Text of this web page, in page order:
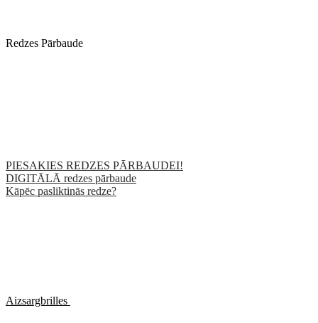
Redzes Pārbaude
PIESAKIES REDZES PĀRBAUDEI!
DIGITĀLĀ redzes pārbaude
Kāpēc pasliktinās redze?
Aizsargbrilles